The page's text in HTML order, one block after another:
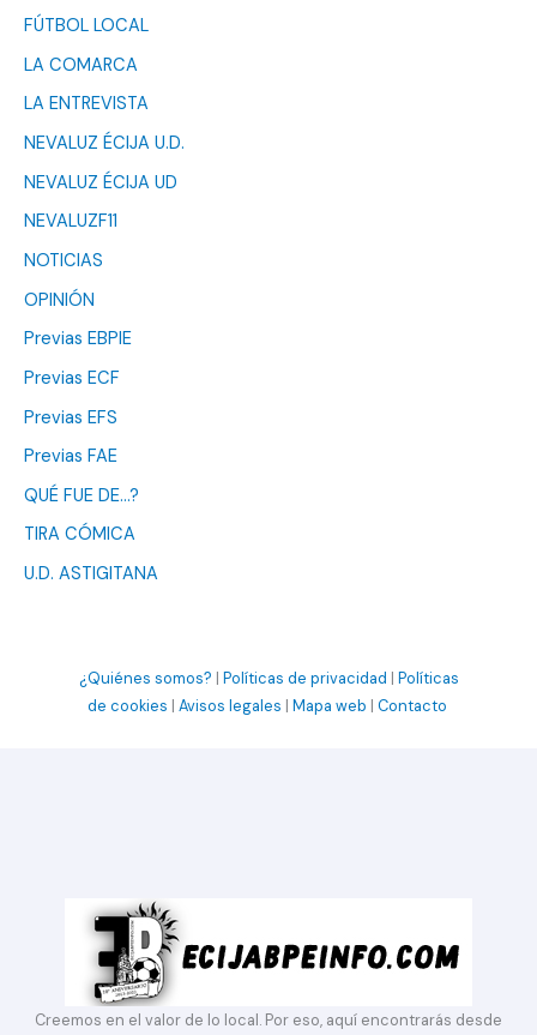
FÚTBOL LOCAL
LA COMARCA
LA ENTREVISTA
NEVALUZ ÉCIJA U.D.
NEVALUZ ÉCIJA UD
NEVALUZF11
NOTICIAS
OPINIÓN
Previas EBPIE
Previas ECF
Previas EFS
Previas FAE
QUÉ FUE DE…?
TIRA CÓMICA
U.D. ASTIGITANA
¿Quiénes somos? | Políticas de privacidad | Políticas
de cookies | Avisos legales | Mapa web | Contacto
Creemos en el valor de lo local. Por eso, aquí encontrarás desde